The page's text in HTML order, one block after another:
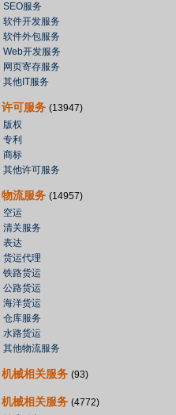
SEO服务
软件开发服务
软件外包服务
Web开发服务
网页寄存服务
其他IT服务
许可服务 (13947)
版权
专利
商标
其他许可服务
物流服务 (14957)
空运
清关服务
表达
货运代理
铁路货运
公路货运
海洋货运
仓库服务
水路货运
其他物流服务
机械相关服务 (93)
机械相关服务 (4772)